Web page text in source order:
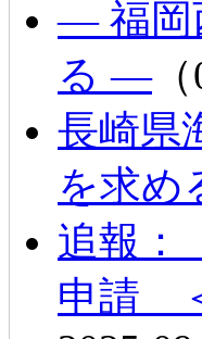
― 福岡
る ―（
長崎県
を求め
追報：
申請